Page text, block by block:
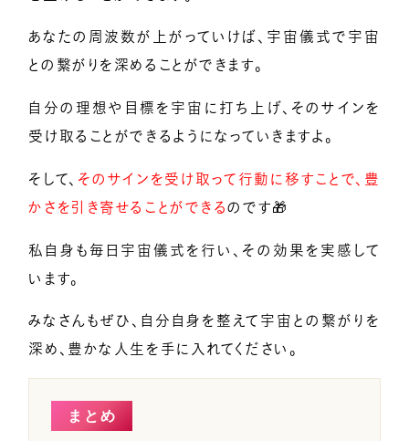
あなたの周波数が上がっていけば、宇宙儀式で宇宙
との繋がりを深めることができます。
自分の理想や目標を宇宙に打ち上げ、そのサインを
受け取ることができるようになっていきますよ。
そして、 そのサインを受け取って行動に移すことで、豊
かさを引き寄せることができるのです🎁
私自身も毎日宇宙儀式を行い、その効果を実感して
います。
みなさんもぜひ、自分自身を整えて宇宙との繋がりを
深め、豊かな人生を手に入れてください。
まとめ